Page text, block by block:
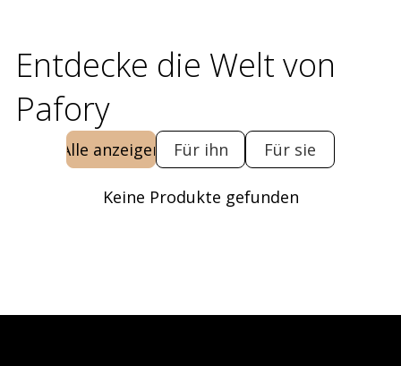
Entdecke die Welt von
Pafory
Alle anzeigen Für ihn Für sie
Keine Produkte gefunden